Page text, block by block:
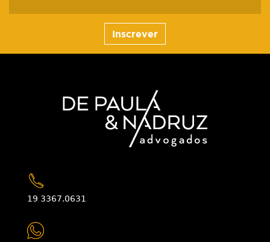
Inscrever
19 3367.0631